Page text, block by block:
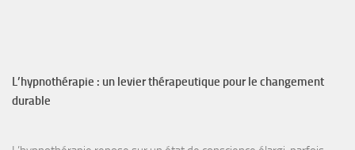
L’hypnothérapie : un levier thérapeutique pour le changement
durable